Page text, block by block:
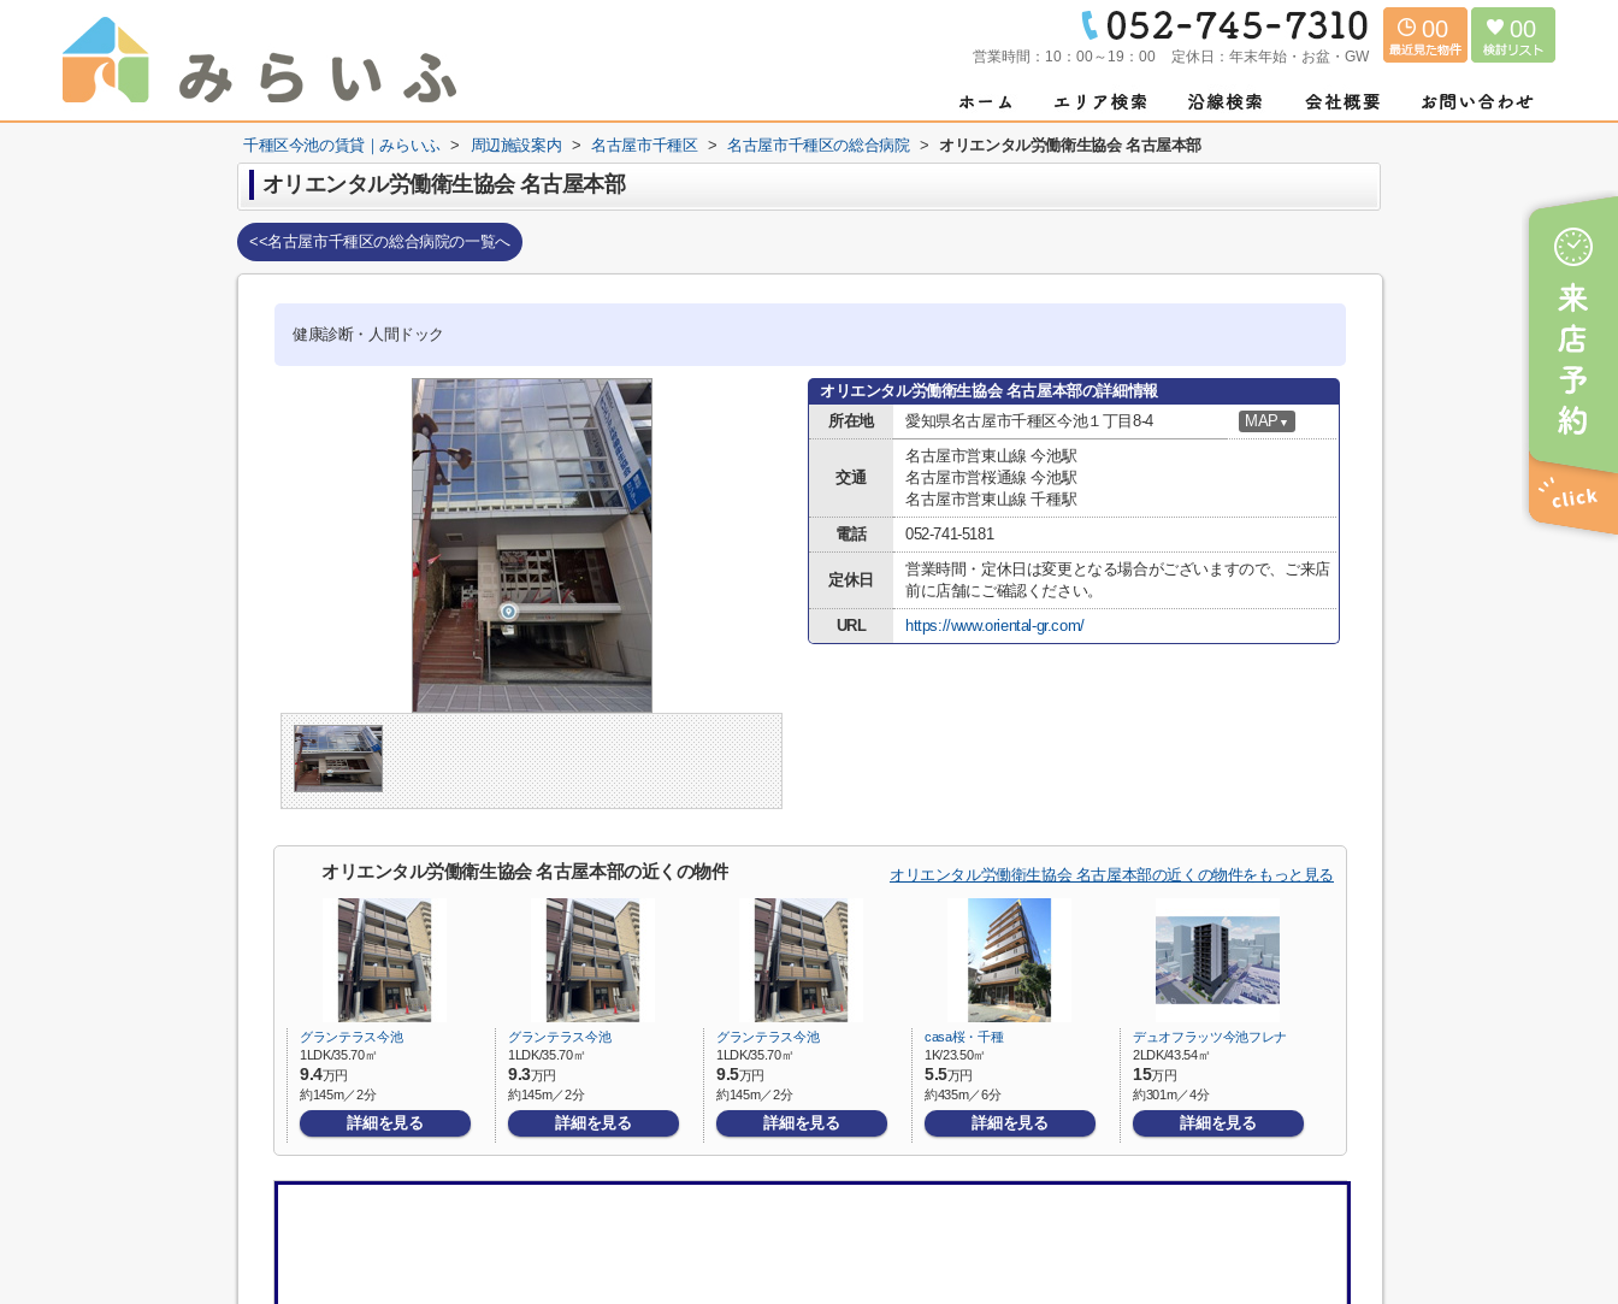
営業時間： 10：00～19：00 定休日： 年末年始・お盆・GW
00 00
千種区今池の賃貸｜みらいふ > 周辺施設案内 > 名古屋市千種区 > 名古屋市千種区の総合病院 > オリエンタル労働衛生協会 名古屋本部
オリエンタル労働衛生協会 名古屋本部
<<名古屋市千種区の総合病院の一覧へ
健康診断・人間ドック
オリエンタル労働衛生協会 名古屋本部の詳細情報
所在地
愛知県名古屋市千種区今池１丁目8-4 MAP ▼
交通
名古屋市営東山線 今池駅
名古屋市営桜通線 今池駅
名古屋市営東山線 千種駅
電話
052-741-5181
定休日
営業時間・定休日は変更となる場合がございますので、ご来店
前に店舗にご確認ください。
URL
https://www.oriental-gr.com/
オリエンタル労働衛生協会 名古屋本部の近くの物件 オリエンタル労働衛生協会 名古屋本部の近くの物件をもっと見る
グランテラス今池
1LDK/35.70㎡
9.4万円
約145m／2分
詳細を見る
グランテラス今池
1LDK/35.70㎡
9.3万円
約145m／2分
詳細を見る
グランテラス今池
1LDK/35.70㎡
9.5万円
約145m／2分
詳細を見る
casa桜・千種
1K/23.50㎡
5.5万円
約435m／6分
詳細を見る
デュオフラッツ今池フレナ
2LDK/43.54㎡
15万円
約301m／4分
詳細を見る